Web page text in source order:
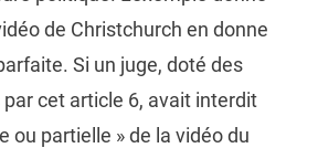
de Christchurch en donne
Si un juge, doté des
cet article 6, avait interdit
ou partielle » de la vidéo du